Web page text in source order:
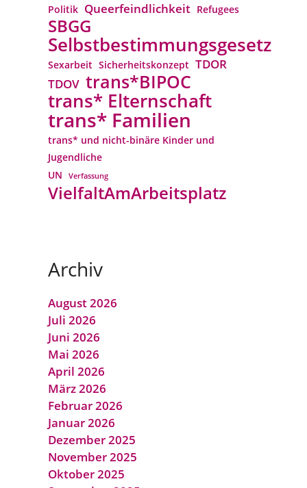
Politik Queerfeindlichkeit Refugees
SBGG
Selbstbestimmungsgesetz
Sexarbeit Sicherheitskonzept TDOR
TDOV trans*BIPOC
trans* Elternschaft
trans* Familien
trans* und nicht-binäre Kinder und
Jugendliche
UN
Verfassung
VielfaltAmArbeitsplatz
Archiv
August 2026
Juli 2026
Juni 2026
Mai 2026
April 2026
März 2026
Februar 2026
Januar 2026
Dezember 2025
November 2025
Oktober 2025